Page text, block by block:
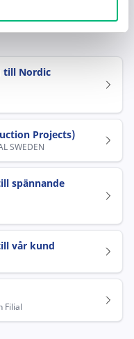
och anläggning
till Nordic
Projects)
SWEDEN
spännande
vår kund
Filial